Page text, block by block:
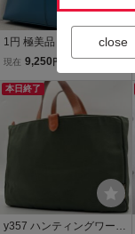
1円 極美品 1PIU1UGUAL
E3 ウノピゥウノウグァー
レトレ トートバッグ ビジ
ネスバッグ 肩掛け A4収納
可 大容量 ブルー 青 レザ
ー メンズ
現在 9,250 円
本日終了
y357 ハンティングワール
close